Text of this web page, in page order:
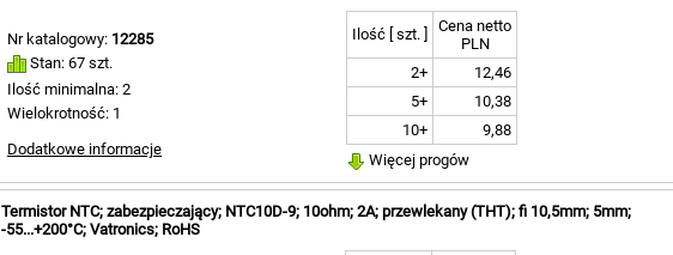
Nr katalogowy: 12285
Stan: 67 szt.
Ilość minimalna: 2
Wielokrotność: 1
Dodatkowe informacje
Ilość [ szt. ]
Cena netto
PLN
2+
12,46
5+
10,38
10+
9,88
Więcej progów
Termistor NTC; zabezpieczający; NTC10D-9; 10ohm; 2A; przewlekany (THT); fi 10,5mm; 5mm;
-55...+200°C; Vatronics; RoHS